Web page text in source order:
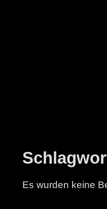
Es wurden keine